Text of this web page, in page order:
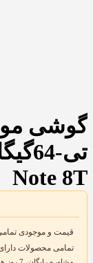
Note 8T
قیمت و موجودی
تمامی محصولات